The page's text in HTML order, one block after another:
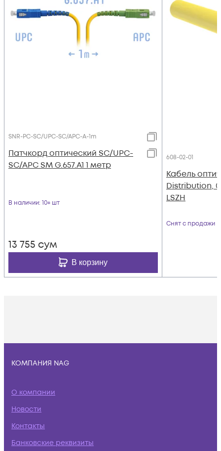
SNR-PC-SC/UPC-SC/APC-A-1m
Патчкорд оптический SC/UPC-
SC/APC SM G.657.A1 1 метр
В наличии: 10+ шт
13 755 сум
В корзину
608-02-01
Кабель
Distribution,
LSZH
Снят с продажи
КОМПАНИЯ NAG
О компании
Новости
Контакты
Банковские реквизиты